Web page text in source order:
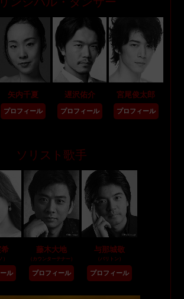
矢内千夏
プロフィール
遅沢佑介
プロフィール
宮尾俊太郎
プロフィール
ソリスト歌手
）
ル
藤木大地
（カウンターテナー）
プロフィール
与那城敬
（バリトン）
プロフィール